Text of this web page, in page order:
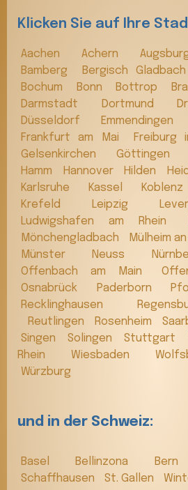
Klicken Sie auf Ihre
Aachen Achern
Bamberg
Bergisch Gladbach
Bochum
Bonn Bottrop
Darmstadt
Dortmund
Düsseldorf
Emmendingen
Frankfurt am Mai
Freiburg
Gelsenkirchen
Göttingen
Hamm
Hannover Hilden
Karlsruhe
Kassel Koblenz
Krefeld
Leipzig
Ludwigshafen am Rhein
Mönchengladbach
Mülheim
Münster
Neuss
Offenbach am Main
Osnabrück
Paderborn
Recklinghausen
Reutlingen
Rosenheim
Singen
Solingen Stuttgart
Rhein
Wiesbaden
Würzburg
und in der Schweiz:
Basel Bellinzona
Schaffhausen
St. Gallen